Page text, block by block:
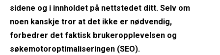
sidene og i innholdet på nettstedet ditt. Selv om
noen kanskje tror at det ikke er nødvendig,
forbedrer det faktisk brukeropplevelsen og
søkemotoroptimaliseringen (SEO).